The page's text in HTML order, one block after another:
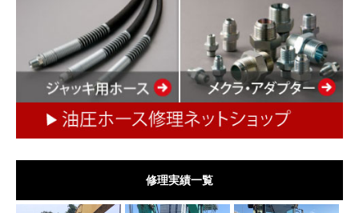
修理実績一覧